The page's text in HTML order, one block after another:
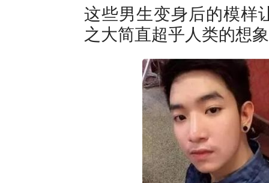
这些男生变身后的模样
之大简直超乎人类的想